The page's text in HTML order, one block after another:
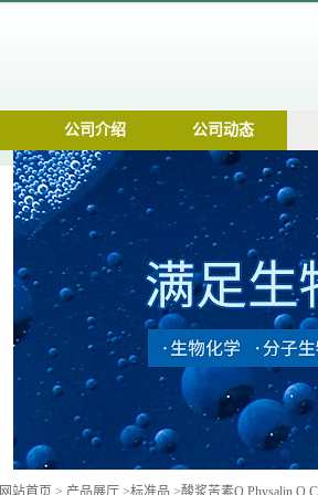
公司介绍 公司动态
网站首页 > 产品展厅 >标准品 >酸浆苦素O Physalin O